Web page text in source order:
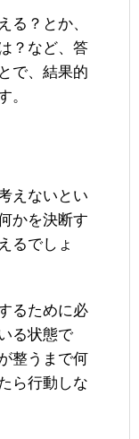
る？とか、
？など、答
で、結果的
。
えないとい
かを決断す
るでしょ
るために必
る状態で
整うまで何
ら行動しな